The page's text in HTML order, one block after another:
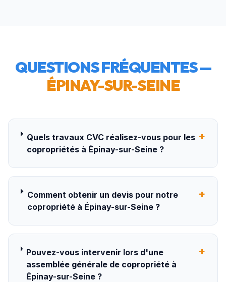
QUESTIONS FRÉQUENTES —
ÉPINAY-SUR-SEINE
Quels travaux CVC réalisez-vous pour les
copropriétés à Épinay-sur-Seine ?
+
Comment obtenir un devis pour notre
copropriété à Épinay-sur-Seine ?
+
Pouvez-vous intervenir lors d'une
assemblée générale de copropriété à
Épinay-sur-Seine ?
+